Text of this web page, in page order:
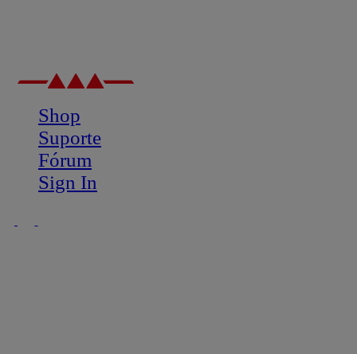
Shop
Suporte
Fórum
Sign In